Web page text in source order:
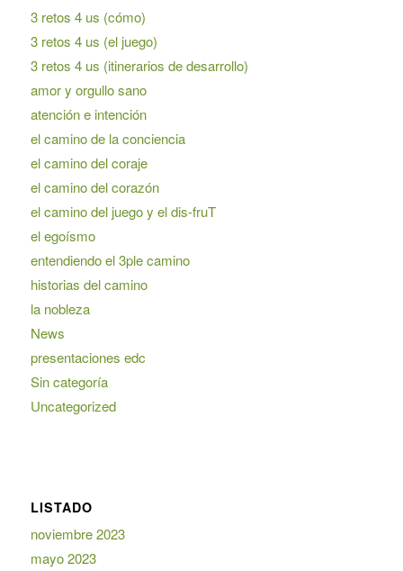
3 retos 4 us (cómo)
3 retos 4 us (el juego)
3 retos 4 us (itinerarios de desarrollo)
amor y orgullo sano
atención e intención
el camino de la conciencia
el camino del coraje
el camino del corazón
el camino del juego y el dis-fruT
el egoísmo
entendiendo el 3ple camino
historias del camino
la nobleza
News
presentaciones edc
Sin categoría
Uncategorized
LISTADO
noviembre 2023
mayo 2023